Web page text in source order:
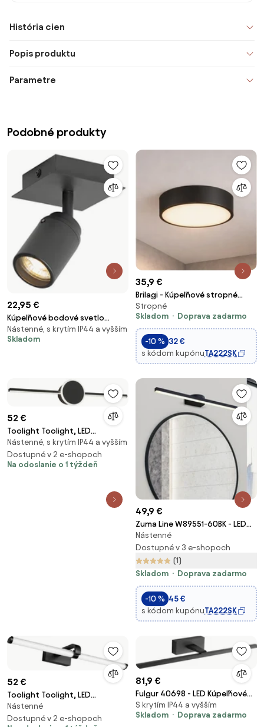
História cien
Popis produktu
Parametre
Podobné produkty
22,95 €
Kúpeľňové bodové svetlo
čierne štvorcové IP44 vrátane
Wifi GU10 - Ducha
Nástenné, s krytím IP44 a vyšším
Skladom
35,9 €
Brilagi - Kúpeľňové stropné
svietidlo POOL 2xE27/15W/230V
priemer 30 cm IP54 čierna
Stropné
Skladom
Doprava zadarmo
-10 % 32 €
s kódom kupónuTA222SK
52 €
Toolight Toolight, LED
kúpeľňové svietidlo nad zrkadlo
80cm APP850-1W, čierna, OSW-
07883
Nástenné, s krytím IP44 a vyšším
Dostupné v 2 e-shopoch
Na odoslanie o 1 týždeň
49,9 €
Zuma Line W89551-60BK - LED
Obrazové svietidlo ARVI
LED/20W/230V 60 cm čierna
Nástenné
Dostupné v 3 e-shopoch
(1)
Skladom
Doprava zadarmo
-10 % 45 €
s kódom kupónuTA222SK
52 €
Toolight Toolight, LED
nástenné svietidlo 60cm, 13W,
4000K, 1000lm, APP1888-1W,
Nástenné
Dostupné v 2 e-shopoch
81,9 €
Fulgur 40698 - LED Kúpeľňové
osvetlenie zrkadla LUNA
LED/18W/230V IP44 čierna
S krytím IP44 a vyšším
Skladom
Doprava zadarmo